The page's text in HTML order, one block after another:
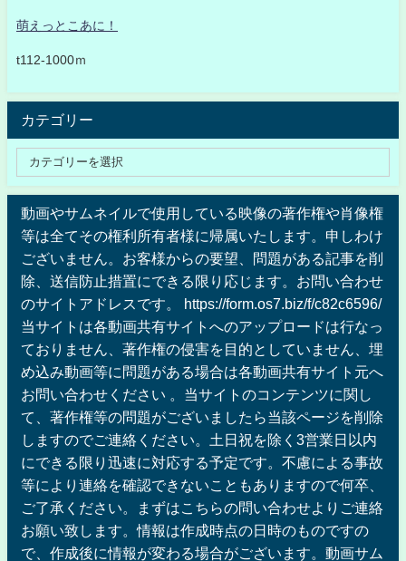
萌えっとこあに！
t112-1000ｍ
カテゴリー
動画やサムネイルで使用している映像の著作権や肖像権
等は全てその権利所有者様に帰属いたします。申しわけ
ございません。お客様からの要望、問題がある記事を削
除、送信防止措置にできる限り応じます。お問い合わせ
のサイトアドレスです。 https://form.os7.biz/f/c82c6596/
当サイトは各動画共有サイトへのアップロードは行なっ
ておりません、著作権の侵害を目的としていません、埋
め込み動画等に問題がある場合は各動画共有サイト元へ
お問い合わせください 。当サイトのコンテンツに関し
て、著作権等の問題がございましたら当該ページを削除
しますのでご連絡ください。土日祝を除く3営業日以内
にできる限り迅速に対応する予定です。不慮による事故
等により連絡を確認できないこともありますので何卒、
ご了承ください。まずはこちらの問い合わせよりご連絡
お願い致します。情報は作成時点の日時のものですの
で、作成後に情報が変わる場合がございます。動画サム